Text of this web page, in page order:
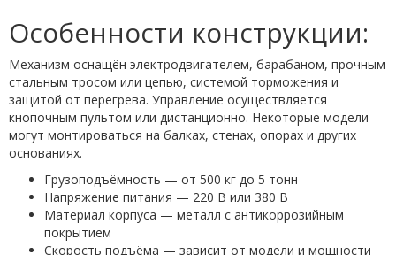
Особенности конструкции:
Механизм оснащён электродвигателем, барабаном, прочным
стальным тросом или цепью, системой торможения и
защитой от перегрева. Управление осуществляется
кнопочным пультом или дистанционно. Некоторые модели
могут монтироваться на балках, стенах, опорах и других
основаниях.
Грузоподъёмность — от 500 кг до 5 тонн
Напряжение питания — 220 В или 380 В
Материал корпуса — металл с антикоррозийным
покрытием
Скорость подъёма — зависит от модели и мощности